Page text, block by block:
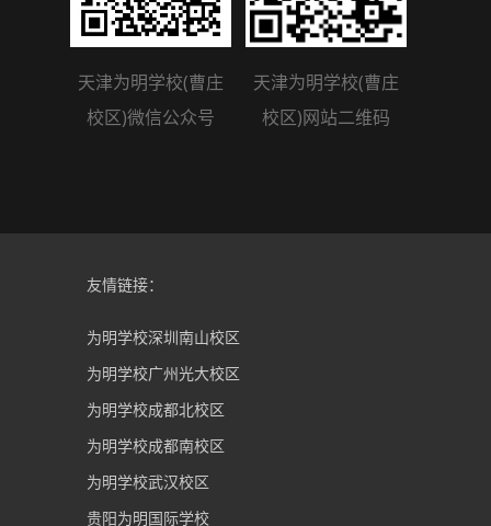
天津为明学校(曹庄
校区)微信公众号
天津为明学校(曹庄
校区)网站二维码
友情链接：
为明学校深圳南山校区
为明学校广州光大校区
为明学校成都北校区
为明学校成都南校区
为明学校武汉校区
贵阳为明国际学校